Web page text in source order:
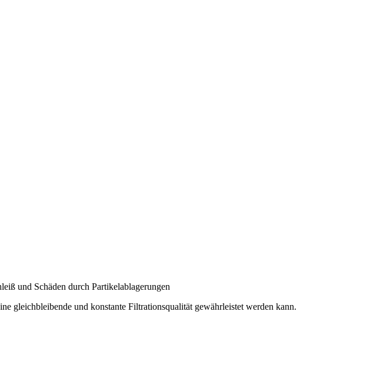
und Schäden durch Partikelablagerungen
gleichbleibende und konstante Filtrationsqualität gewährleistet werden kann.